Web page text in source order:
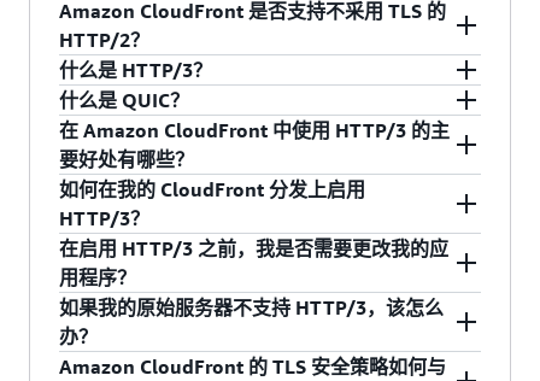
应 OPTIONS 的请求。
中，转到“Distribution Configuration”页面，然后
转到“Supported HTTP Versions”部分。 在该部分
中，您可以选择“HTTP/2”、“HTTP/1.1”或
“HTTP/1.0”。对于所有新的 CloudFront 分发，
HTTP/2 自动处于启用状态。
Amazon CloudFront 目前支持使用 HTTP/2 向查
看者的客户端和浏览器分发内容。Amazon
CloudFront 将继续使用 HTTP/1.1 传送边缘站点
与您的原始服务器之间的通信内容。
Amazon CloudFront 是否支持不采用 TLS 的
HTTP/2？
目前不支持。不过，大多数现代浏览器只能通过
加密连接支持 HTTP/2。您可以单击此处详细了解
如何结合使用 SSL 和 Amazon CloudFront。
什么是 HTTP/3？
HTTP/3 是超文本传输协议的第三个主要版本。
HTTP/3 使用 QUIC，这是一种基于用户数据报协
议 (UDP) 的流多路复用安全传输协议，结合并改
进了现有传输控制协议(TCP)、TLS 和 HTTP/2 的
功能。与以前的 HTTP 版本相比，HTTP/3 具有多
项优势，包括更快的响应时间和增强的安全性。
什么是 QUIC？
HTTP/3 由 QUIC（一种全新的高性能、弹性且安
全的互联网传输协议）提供支持。CloudFront 对
HTTP/3 的支持基于 s2n-quic 构建，这是 Rust 中
的一个新开源 QUIC 协议实现。要了解有关 QUIC
的更多信息，请参阅“s2n-quic 简介”博客。
在 Amazon CloudFront 中使用 HTTP/3 的主
要好处有哪些？
客户不断寻求为其最终用户提供更快、更安全的
应用程序。随着全球互联网普及率的提高，越来
越多的用户通过手机和远程网络上网，对提高性
能和可靠性的需求比以往任何时候都更大。
HTTP/3 实现了这一点，因为，与以前的 HTTP 版
本相比，HTTP/3 具有多项性能改进：
如何在我的 CloudFront 分发上启用
HTTP/3？
您可以使用 CloudFront 控制台、
UpdateDistribution API 操作或使用
Cloudformation 模板在新的和现有 Amazon
CloudFront 分发中启用 HTTP/3。在控制台中，
在启用 HTTP/3 之前，我是否需要更改我的应
用程序？
在 CloudFront 分发上启用 HTTP/3 时，
CloudFront 会自动添加 Alt-Svc 标头，该标头用
如果我的原始服务器不支持 HTTP/3，该怎么
办？
Amazon CloudFront 的 TLS 安全策略如何与